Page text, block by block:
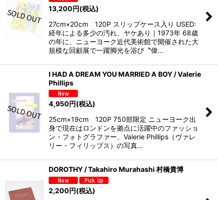
13,200円(税込)
27cm×20cm 120P スリップケース入り USED:
経年による多少の汚れ、ヤケあり｜1973年 68歳
の年に、ニューヨーク近代美術館で開催された大
規模な回顧展で一躍脚光を浴び〝偉…
I HAD A DREAM YOU MARRIED A BOY / Valerie
Phillips
4,950円(税込)
25cm×19cm 120P 750部限定 ニューヨーク出
身で現在はロンドンを拠点に活躍中のファッショ
ン・フォトグラファー、Valerie Phillips（ヴァレ
リー・フィリップス）の写真…
DOROTHY / Takahiro Murahashi 村橋貴博
2,200円(税込)